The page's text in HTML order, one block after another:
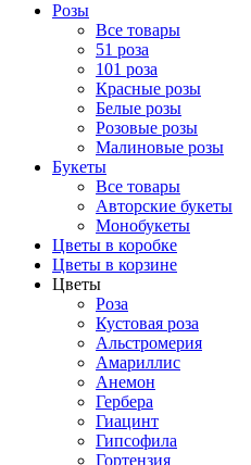
Розы
Все товары
51 роза
101 роза
Красные розы
Белые розы
Розовые розы
Малиновые розы
Букеты
Все товары
Авторские букеты
Монобукеты
Цветы в коробке
Цветы в корзине
Цветы
Роза
Кустовая роза
Альстромерия
Амариллис
Анемон
Гербера
Гиацинт
Гипсофила
Гортензия